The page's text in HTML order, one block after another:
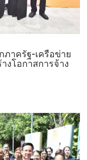
ภาครัฐ-เครือข่าย
งโอกาสการจ้าง